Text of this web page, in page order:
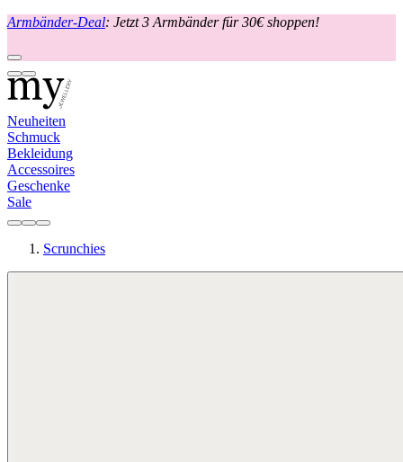
Armbänder-Deal: Jetzt 3 Armbänder für 30€ shoppen!
Neuheiten
Schmuck
Bekleidung
Accessoires
Geschenke
Sale
Scrunchies